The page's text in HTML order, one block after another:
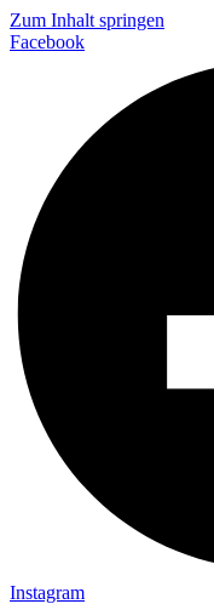
Zum Inhalt springen
Facebook
Instagram